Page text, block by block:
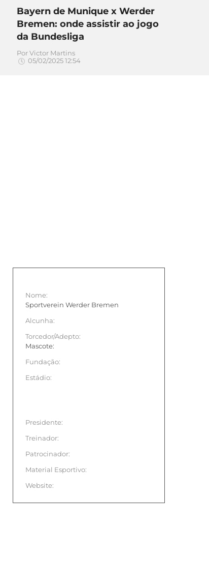
Bayern de Munique x Werder
Bremen: onde assistir ao jogo
da Bundesliga
Por Victor Martins
05/02/2025 12:54
Nome:
Sportverein Werder Bremen
Alcunha:
Torcedor/Adepto:
Mascote:
Fundação:
Estádio:
Presidente:
Treinador:
Patrocinador:
Material Esportivo:
Website: